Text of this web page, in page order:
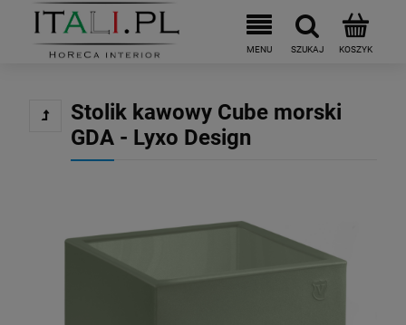
Stolik kawowy Cube morski
GDA - Lyxo Design